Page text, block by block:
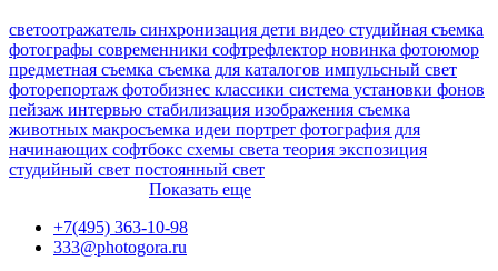
светоотражатель синхронизация дети видео студийная съемка
фотографы современники софтрефлектор новинка фотоюмор
предметная съемка съемка для каталогов импульсный свет
фоторепортаж фотобизнес классики система установки фонов
пейзаж интервью стабилизация изображения съемка
животных макросъемка идеи портрет фотография для
начинающих софтбокс схемы света теория экспозиция
студийный свет постоянный свет
Показать еще
+7(495) 363-10-98
333@photogora.ru